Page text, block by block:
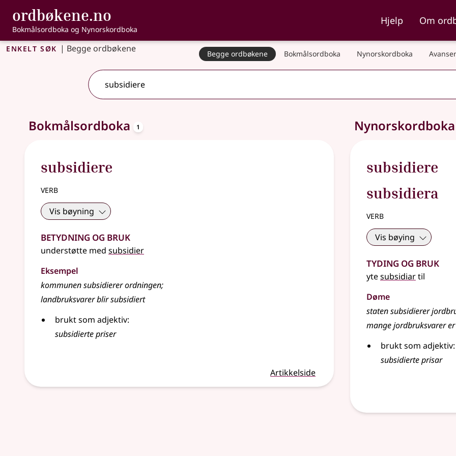
Gå til hovudinnhald
Tilgjenge
ordbøkene.no , Bokmålsordboka og Nynorskordboka
Bokmålsordboka og Nynorskordboka
Hjelp Om
Enkelt søk | Begge ordbøkene Begge ordbøkene Bokmålsordboka Nynorskordboka
Bokmålsordboka 1
subsidiere
verb
Vis bøyning
Betydning og bruk
understøtte med subsidier
Eksempel
kommunen subsidierer ordningen;
landbruksvarer blir subsidiert
brukt som adjektiv:
subsidierte priser
Artikkelside
Nynorskordboka
subsidiere
subsidiera
verb
Vis bøying
Tyding og bruk
ytesubsidiartil
Døme
staten subsidierer
mange jordbruksvarer
brukt som adjektiv:
subsidierte prisar